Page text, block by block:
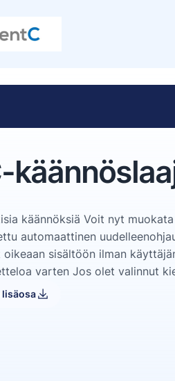
käännöksiä Voit nyt
automaattinen
oikeaan sisältöön ilman
varten Jos olet valinnut
lisäosa